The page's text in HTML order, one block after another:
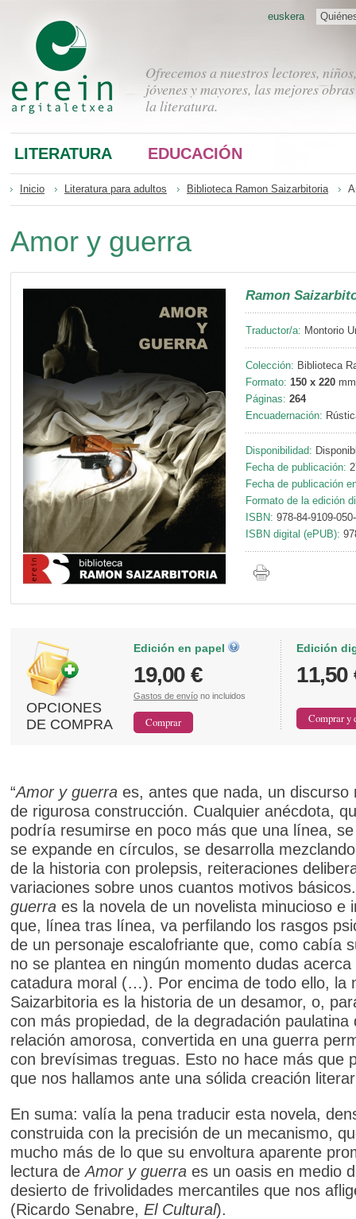
Ofrecemos a nuestros lectores, niños,
jóvenes y mayores, las mejores
la literatura.
euskera
LITERATURA EDUCACIÓN
Inicio Literatura para adultos Biblioteca Ramon Saizarbitoria
Amor y guerra
Ramon
Traductor/a: Montorio
Colección: Biblioteca
Formato: 150 x 220 mm
Páginas: 264
Encuadernación:
Disponibilidad:
Fecha de publicación:
Fecha de publicación
Formato de la edición
ISBN: 978-84-9109-
ISBN digital (ePUB):
OPCIONES
DE COMPRA
Edición en papel
19,00 €
Gastos de envío no incluidos
Edición
11,50
“Amor y guerra es, antes que nada, un discurso
de rigurosa construcción. Cualquier anécdota,
podría resumirse en poco más que una línea,
se expande en círculos, se desarrolla
de la historia con prolepsis, reiteraciones
variaciones sobre unos cuantos motivos
guerra es la novela de un novelista minucioso e
que, línea tras línea, va perfilando los rasgos
de un personaje escalofriante que, como cabía
no se plantea en ningún momento dudas acerca
catadura moral (…). Por encima de todo ello, la
Saizarbitoria es la historia de un desamor, o,
con más propiedad, de la degradación paulatina
relación amorosa, convertida en una guerra
con brevísimas treguas. Esto no hace más que
que nos hallamos ante una sólida creación
En suma: valía la pena traducir esta novela,
construida con la precisión de un mecanismo,
mucho más de lo que su envoltura aparente
lectura deAmor y guerra es un oasis en medio
desierto de frivolidades mercantiles que nos
(Ricardo Senabre, El Cultural).